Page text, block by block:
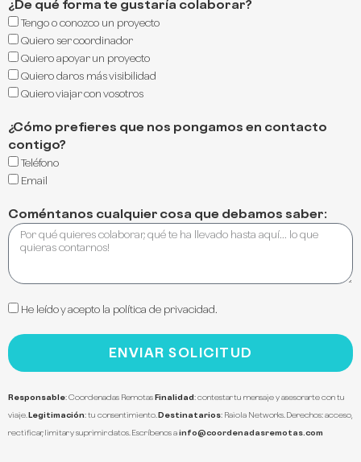
¿De qué forma te gustaría colaborar?
Tengo o conozco un proyecto
Quiero ser coordinador
Quiero apoyar un proyecto
Quiero daros más visibilidad
Quiero viajar con vosotros
¿Cómo prefieres que nos pongamos en contacto
contigo?
Teléfono
Email
Coméntanos cualquier cosa que debamos saber:
He leído y acepto la política de privacidad.
ENVIAR SOLICITUD
Responsable: Coordenadas RemotasFinalidad: contestar tu mensaje y asesorarte con tu
viaje. Legitimación: tu consentimiento. Destinatarios: Raiola Networks. Derechos: acceso,
rectificar, limitar y suprimir datos. Escríbenos ainfo@coordenadasremotas.com